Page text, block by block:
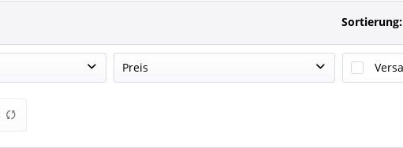
Sortierung:
Preis